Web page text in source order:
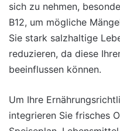
sich zu nehmen,
B12, um mögliche
Sie stark salzhaltige
reduzieren, da diese
beeinflussen können.
Um Ihre
integrieren Sie frisches